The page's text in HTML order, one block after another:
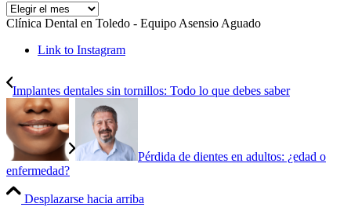
HISTORIAL
Clínica Dental en Toledo - Equipo Asensio Aguado
Link to Instagram
Implantes dentales sin tornillos: Todo lo que debes saber
Pérdida de dientes en adultos: ¿edad o
enfermedad?
Desplazarse hacia arriba